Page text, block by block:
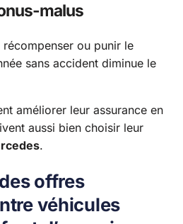
malus
ou punir le
sans accident diminue le
améliorer leur assurance en
aussi bien choisir leur
.
offres
véhicules